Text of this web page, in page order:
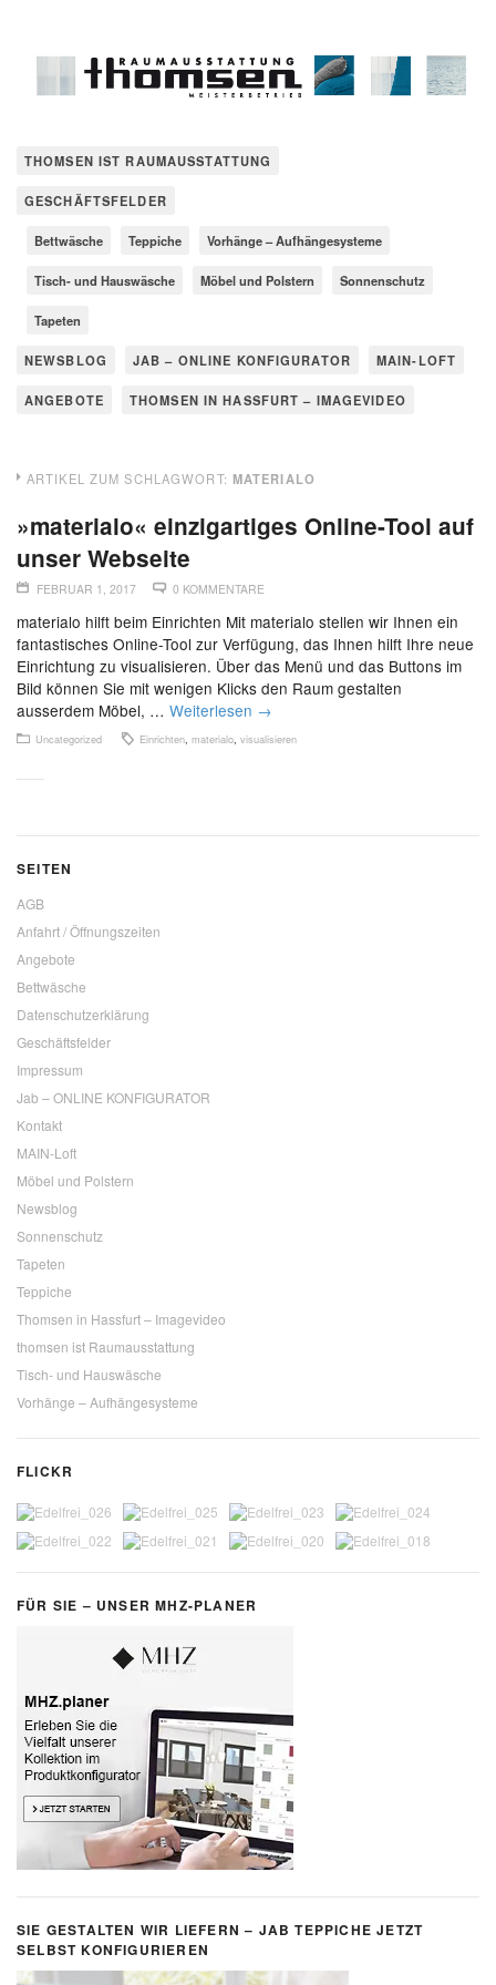
THOMSEN IST RAUMAUSSTATTUNG
GESCHÄFTSFELDER
Bettwäsche Teppiche Vorhänge – Aufhängesysteme
Tisch- und Hauswäsche Möbel und Polstern Sonnenschutz
Tapeten
NEWSBLOG JAB – ONLINE KONFIGURATOR MAIN-LOFT
ANGEBOTE THOMSEN IN HASSFURT – IMAGEVIDEO
ARTIKEL ZUM SCHLAGWORT: MATERIALO
»materialo« einzigartiges Online-Tool auf
unser Webseite
FEBRUAR 1, 2017 0 KOMMENTARE
materialo hilft beim Einrichten Mit materialo stellen wir Ihnen ein
fantastisches Online-Tool zur Verfügung, das Ihnen hilft Ihre neue
Einrichtung zu visualisieren. Über das Menü und das Buttons im
Bild können Sie mit wenigen Klicks den Raum gestalten
ausserdem Möbel, … Weiterlesen →
Uncategorized Einrichten materialo visualisieren
SEITEN
AGB
Anfahrt / Öffnungszeiten
Angebote
Bettwäsche
Datenschutzerklärung
Geschäftsfelder
Impressum
Jab – ONLINE KONFIGURATOR
Kontakt
MAIN-Loft
Möbel und Polstern
Newsblog
Sonnenschutz
Tapeten
Teppiche
Thomsen in Hassfurt – Imagevideo
thomsen ist Raumausstattung
Tisch- und Hauswäsche
Vorhänge – Aufhängesysteme
FLICKR
FÜR SIE – UNSER MHZ-PLANER
SIE GESTALTEN WIR LIEFERN – JAB TEPPICHE JETZT
SELBST KONFIGURIEREN